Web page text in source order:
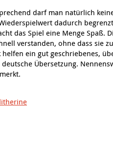
darf man natürlich
dadurch
das Spiel eine Menge Spaß.
verstanden, ohne dass sie
helfen ein gut geschriebenes,
Übersetzung.